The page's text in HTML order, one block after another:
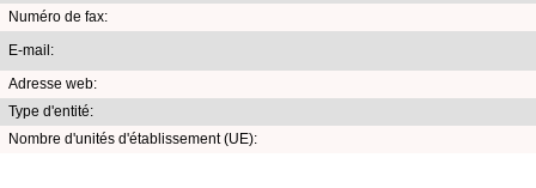
Numéro de fax:
E-mail:
Adresse web:
Type d'entité:
Nombre d'unités d'établissement (UE):